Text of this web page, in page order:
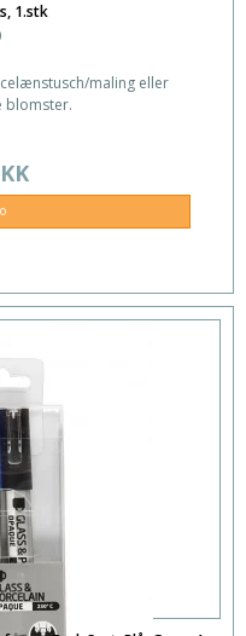
1.stk
maling eller
blomster.